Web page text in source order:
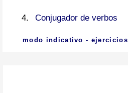
Conjugador de verbos
modo indicativo - ejercicios